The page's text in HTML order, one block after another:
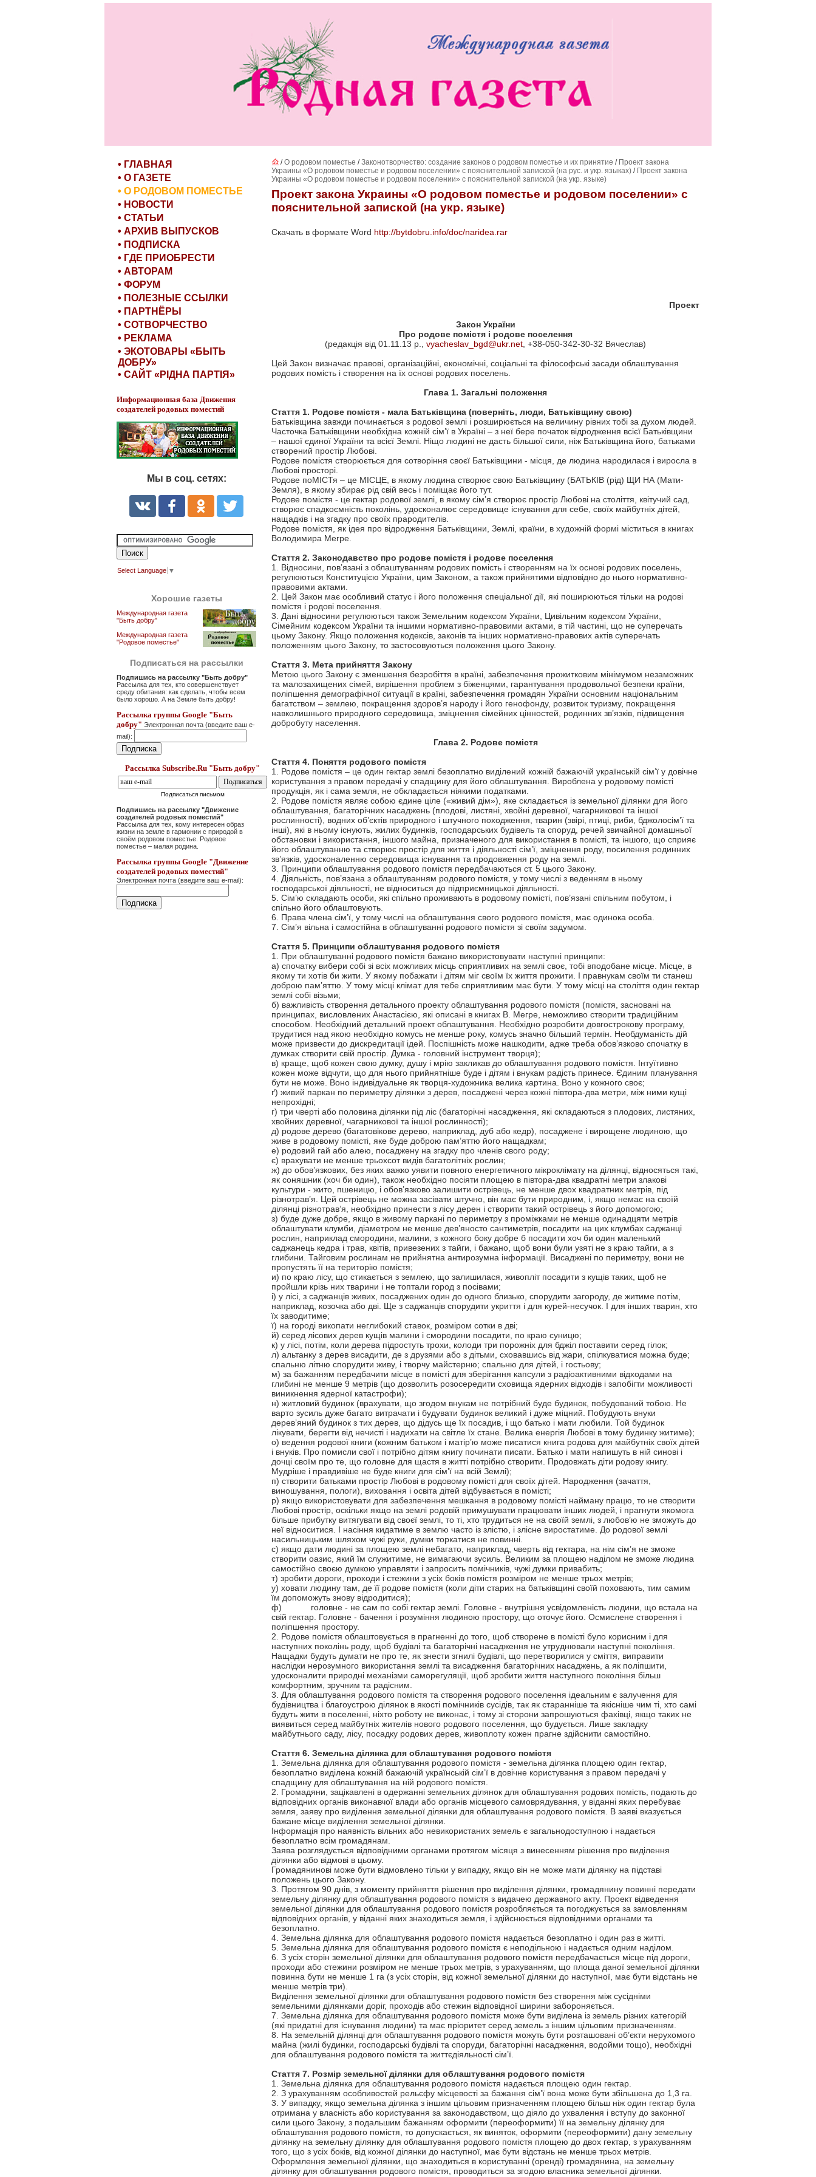
• ГЛАВНАЯ
• О ГАЗЕТЕ
• О РОДОВОМ ПОМЕСТЬЕ
• НОВОСТИ
• СТАТЬИ
• АРХИВ ВЫПУСКОВ
• ПОДПИСКА
• ГДЕ ПРИОБРЕСТИ
• АВТОРАМ
• ФОРУМ
• ПОЛЕЗНЫЕ ССЫЛКИ
• ПАРТНЁРЫ
• СОТВОРЧЕСТВО
• РЕКЛАМА
• ЭКОТОВАРЫ «БЫТЬ
ДОБРУ»
• САЙТ «РІДНА ПАРТІЯ»
Информационная база Движения
создателей родовых поместий
Мы в соц. сетях:
Select Language ▼
Хорошие газеты
Международная газета
"Быть добру"
Международная газета
"Родовое поместье"
Подписаться на рассылки
Подпишись на рассылку "Быть добру"
Рассылка для тех, кто совершенствует
среду обитания: как сделать, чтобы всем
было хорошо. А на Земле быть добру!
Рассылка группы Google "Быть
добру" Электронная почта (введите ваш e-
mail):
Рассылка Subscribe.Ru "Быть добру"
Подписаться письмом
Подпишись на рассылку "Движение
создателей родовых поместий"
Рассылка для тех, кому интересен образ
жизни на земле в гармонии с природой в
своём родовом поместье. Родовое
поместье – малая родина.
Рассылка группы Google "Движение
создателей родовых поместий"
Электронная почта (введите ваш e-mail):
/О родовом поместье /Законотворчество: создание законов о родовом поместье и их принятие / Проект закона
Украины «О родовом поместье и родовом поселении» с пояснительной запиской (на рус. и укр. языках) / Проект закона
Украины «О родовом поместье и родовом поселении» с пояснительной запиской (на укр. языке)
Проект закона Украины «О родовом поместье и родовом поселении» с
пояснительной запиской (на укр. языке)
Скачать в формате Word http://bytdobru.info/doc/naridea.rar
Проект
Закон України
Про родове помістя і родове поселення
(редакція від 01.11.13 р., vyacheslav_bgd@ukr.net , +38-050-342-30-32 Вячеслав)
Цей Закон визначає правові, організаційні, економічні, соціальні та філософські засади облаштування
родових помість і створення на їх основі родових поселень.
Глава 1. Загальні положення
Стаття 1. Родове помістя - мала Батьківщина (поверніть, люди, Батьківщину свою)
Батьківщина завжди починається з родової землі і розширюється на величину рівних тобі за духом людей.
Часточка Батьківщини необхідна кожній сім’ї в Україні – з неї бере початок відродження всієї Батьківщини
– нашої єдиної України та всієї Землі. Ніщо людині не дасть більшої сили, ніж Батьківщина його, батьками
створений простір Любові.
Родове помістя створюється для сотворіння своєї Батьківщини - місця, де людина народилася і виросла в
Любові просторі.
Родове поМІСТя – це МІСЦЕ, в якому людина створює свою Батьківщину (БАТЬКІВ (рід) ЩИ НА (Мати-
Земля), в якому збирає рід свій весь і поміщає його тут.
Родове помістя - це гектар родової землі, в якому сім’я створює простір Любові на століття, квітучий сад,
створює спадкоємність поколінь, удосконалює середовище існування для себе, своїх майбутніх дітей,
нащадків і на згадку про своїх прародителів.
Родове помістя, як ідея про відродження Батьківщини, Землі, країни, в художній формі міститься в книгах
Володимира Мегре.
Стаття 2. Законодавство про родове помістя і родове поселення
1. Відносини, пов’язані з облаштуванням родових помість і створенням на їх основі родових поселень,
регулюються Конституцією України, цим Законом, а також прийнятими відповідно до нього нормативно-
правовими актами.
2. Цей Закон має особливий статус і його положення спеціальної дії, які поширюються тільки на родові
помістя і родові поселення.
3. Дані відносини регулюються також Земельним кодексом України, Цивільним кодексом України,
Сімейним кодексом України та іншими нормативно-правовими актами, в тій частині, що не суперечать
цьому Закону. Якщо положення кодексів, законів та інших нормативно-правових актів суперечать
положенням цього Закону, то застосовуються положення цього Закону.
Стаття 3. Мета прийняття Закону
Метою цього Закону є зменшення безробіття в країні, забезпечення прожитковим мінімумом незаможних
та малозахищених сімей, вирішення проблем з біженцями, гарантування продовольчої безпеки країни,
поліпшення демографічної ситуації в країні, забезпечення громадян України основним національним
багатством – землею, покращення здоров’я народу і його генофонду, розвиток туризму, покращення
навколишнього природного середовища, зміцнення сімейних цінностей, родинних зв’язків, підвищення
добробуту населення.
Глава 2. Родове помістя
Стаття 4. Поняття родового помістя
1. Родове помістя – це один гектар землі безоплатно виділений кожній бажаючій українській сім’ї у довічне
користування з правом передачі у спадщину для його облаштування. Вироблена у родовому помісті
продукція, як і сама земля, не обкладається ніякими податками.
2. Родове помістя являє собою єдине ціле («живий дім»), яке складається із земельної ділянки для його
облаштування, багаторічних насаджень (плодові, листяні, хвойні деревної, чагарникової та іншої
рослинності), водних об’єктів природного і штучного походження, тварин (звірі, птиці, риби, бджолосім’ї та
інші), які в ньому існують, жилих будинків, господарських будівель та споруд, речей звичайної домашньої
обстановки і використання, іншого майна, призначеного для використання в помісті, та іншого, що сприяє
його облаштуванню та створює простір для життя і діяльності сім’ї, зміцнення роду, посилення родинних
зв’язків, удосконаленню середовища існування та продовження роду на землі.
3. Принципи облаштування родового помістя передбачаються ст. 5 цього Закону.
4. Діяльність, пов’язана з облаштуванням родового помістя, у тому числі з веденням в ньому
господарської діяльності, не відноситься до підприємницької діяльності.
5. Сім’ю складають особи, які спільно проживають в родовому помісті, пов’язані спільним побутом, і
спільно його облаштовують.
6. Права члена сім’ї, у тому числі на облаштування свого родового помістя, має одинока особа.
7. Сім’я вільна і самостійна в облаштуванні родового помістя зі своїм задумом.
Стаття 5. Принципи облаштування родового помістя
1. При облаштуванні родового помістя бажано використовувати наступні принципи:
а) спочатку вибери собі зі всіх можливих місць сприятливих на землі своє, тобі вподобане місце. Місце, в
якому ти хотів би жити. У якому побажати і дітям міг своїм їх життя прожити. І правнукам своїм ти станеш
доброю пам’яттю. У тому місці клімат для тебе сприятливим має бути. У тому місці на століття один гектар
землі собі візьми;
б) важливість створення детального проекту облаштування родового помістя (помістя, засновані на
принципах, висловлених Анастасією, які описані в книгах В. Мегре, неможливо створити традиційним
способом. Необхідний детальний проект облаштування. Необхідно розробити довгострокову програму,
трудитися над якою необхідно комусь не менше року, комусь значно більший термін. Необдуманість дій
може призвести до дискредитації ідей. Поспішність може нашкодити, адже треба обов’язково спочатку в
думках створити свій простір. Думка - головний інструмент творця);
в) краще, щоб кожен свою думку, душу і мрію закликав до облаштування родового помістя. Інтуїтивно
кожен може відчути, що для нього прийнятніше буде і дітям і внукам радість принесе. Єдиним планування
бути не може. Воно індивідуальне як творця-художника велика картина. Воно у кожного своє;
ґ) живий паркан по периметру ділянки з дерев, посаджені через кожні півтора-два метри, між ними кущі
непрохідні;
г) три чверті або половина ділянки під ліс (багаторічні насадження, які складаються з плодових, листяних,
хвойних деревної, чагарникової та іншої рослинності);
д) родове дерево (багатовікове дерево, наприклад, дуб або кедр), посаджене і вирощене людиною, що
живе в родовому помісті, яке буде доброю пам’яттю його нащадкам;
е) родовий гай або алею, посаджену на згадку про членів свого роду;
є) врахувати не менше трьохсот видів багатолітніх рослин;
ж) до обов’язкових, без яких важко уявити повного енергетичного мікроклімату на ділянці, відносяться такі,
як соняшник (хоч би один), також необхідно посіяти площею в півтора-два квадратні метри злакові
культури - жито, пшеницю, і обов’язково залишити острівець, не менше двох квадратних метрів, під
різнотрав’я. Цей острівець не можна засівати штучно, він має бути природним, і, якщо немає на своїй
ділянці різнотрав’я, необхідно принести з лісу дерен і створити такий острівець з його допомогою;
з) буде дуже добре, якщо в живому паркані по периметру з проміжками не менше одинадцяти метрів
облаштувати клумби, діаметром не менше дев’яносто сантиметрів, посадити на цих клумбах саджанці
рослин, наприклад смородини, малини, з кожного боку добре б посадити хоч би один маленький
саджанець кедра і трав, квітів, привезених з тайги, і бажано, щоб вони були узяті не з краю тайги, а з
глибини. Тайговим рослинам не прийнятна антирозумна інформації. Висаджені по периметру, вони не
пропустять її на територію помістя;
и) по краю лісу, що стикається з землею, що залишилася, живопліт посадити з кущів таких, щоб не
пройшли крізь них тварини і не топтали город з посівами;
і) у лісі, з саджанців живих, посаджених один до одного близько, спорудити загороду, де житиме потім,
наприклад, козочка або дві. Ще з саджанців спорудити укриття і для курей-несучок. І для інших тварин, хто
їх заводитиме;
ї) на городі викопати неглибокий ставок, розміром сотки в дві;
й) серед лісових дерев кущів малини і смородини посадити, по краю суницю;
к) у лісі, потім, коли дерева підростуть трохи, колоди три порожніх для бджіл поставити серед гілок;
л) альтанку з дерев висадити, де з друзями або з дітьми, сховавшись від жари, спілкуватися можна буде;
спальню літню спорудити живу, і творчу майстерню; спальню для дітей, і гостьову;
м) за бажанням передбачити місце в помісті для зберігання капсули з радіоактивними відходами на
глибині не менше 9 метрів (що дозволить розосередити сховища ядерних відходів і запобігти можливості
виникнення ядерної катастрофи);
н) житловий будинок (врахувати, що згодом внукам не потрібний буде будинок, побудований тобою. Не
варто зусиль дуже багато витрачати і будувати будинок великий і дуже міцний. Побудують внуки
дерев’яний будинок з тих дерев, що дідусь ще їх посадив, і що батько і мати любили. Той будинок
лікувати, берегти від нечисті і надихати на світле їх стане. Велика енергія Любові в тому будинку житиме);
о) ведення родової книги (кожним батьком і матір’ю може писатися книга родова для майбутніх своїх дітей
і внуків. Про помисли свої і потрібно дітям книгу починати писати. Батько і мати напишуть в ній синові і
дочці своїм про те, що головне для щастя в житті потрібно створити. Продовжать діти родову книгу.
Мудріше і правдивіше не буде книги для сім’ї на всій Землі);
п) створити батьками простір Любові в родовому помісті для своїх дітей. Народження (зачаття,
виношування, пологи), виховання і освіта дітей відбувається в помісті;
р) якщо використовувати для забезпечення мешкання в родовому помісті найману працю, то не створити
Любові простір, оскільки якщо на землі родовій примушувати працювати інших людей, і прагнути якомога
більше прибутку витягувати від своєї землі, то ті, хто трудиться не на своїй землі, з любов’ю не зможуть до
неї відноситися. І насіння кидатиме в землю часто із злістю, і злісне виростатиме. До родової землі
насильницьким шляхом чужі руки, думки торкатися не повинні.
с) якщо дати людині за площею землі небагато, наприклад, чверть від гектара, на нім сім’я не зможе
створити оазис, який їм служитиме, не вимагаючи зусиль. Великим за площею наділом не зможе людина
самостійно своєю думкою управляти і запросить помічників, чужі думки привабить;
т) зробити дороги, проходи і стежини з усіх боків помістя розміром не менше трьох метрів;
у) ховати людину там, де її родове помістя (коли діти старих на батьківщині своїй поховають, тим самим
їм допоможуть знову відродитися);
ф) головне - не сам по собі гектар землі. Головне - внутрішня усвідомленість людини, що встала на
свій гектар. Головне - бачення і розуміння людиною простору, що оточує його. Осмислене створення і
поліпшення простору.
2. Родове помістя облаштовується в прагненні до того, щоб створене в помісті було корисним і для
наступних поколінь роду, щоб будівлі та багаторічні насадження не утруднювали наступні покоління.
Нащадки будуть думати не про те, як знести згнилі будівлі, що перетворилися у сміття, виправити
наслідки нерозумного використання землі та висадження багаторічних насаджень, а як поліпшити,
удосконалити природні механізми саморегуляції, щоб зробити життя наступного покоління більш
комфортним, зручним та радісним.
3. Для облаштування родового помістя та створення родового поселення ідеальним є залучення для
будівництва і благоустрою ділянок в якості помічників сусідів, так як старанніше та якісніше чим ті, хто самі
будуть жити в поселенні, ніхто роботу не виконає, і тому зі сторони запрошуються фахівці, якщо таких не
виявиться серед майбутніх жителів нового родового поселення, що будується. Лише закладку
майбутнього саду, лісу, посадку родових дерев, живоплоту кожен прагне здійснити самостійно.
Стаття 6. Земельна ділянка для облаштування родового помістя
1. Земельна ділянка для облаштування родового помістя - земельна ділянка площею один гектар,
безоплатно виділена кожній бажаючій українській сім’ї в довічне користування з правом передачі у
спадщину для облаштування на ній родового помістя.
2. Громадяни, зацікавлені в одержанні земельних ділянок для облаштування родових помість, подають до
відповідних органів виконавчої влади або органів місцевого самоврядування, у віданні яких перебуває
земля, заяву про виділення земельної ділянки для облаштування родового помістя. В заяві вказується
бажане місце виділення земельної ділянки.
Інформація про наявність вільних або невикористаних земель є загальнодоступною і надається
безоплатно всім громадянам.
Заява розглядується відповідними органами протягом місяця з винесенням рішення про виділення
ділянки або відмові в цьому.
Громадянинові може бути відмовлено тільки у випадку, якщо він не може мати ділянку на підставі
положень цього Закону.
3. Протягом 90 днів, з моменту прийняття рішення про виділення ділянки, громадянину повинні передати
земельну ділянку для облаштування родового помістя з видачею державного акту. Проект відведення
земельної ділянки для облаштування родового помістя розробляється та погоджується за замовленням
відповідних органів, у віданні яких знаходиться земля, і здійснюється відповідними органами та
безоплатно.
4. Земельна ділянка для облаштування родового помістя надається безоплатно і один раз в житті.
5. Земельна ділянка для облаштування родового помістя є неподільною і надається одним наділом.
6. З усіх сторін земельної ділянки для облаштування родового помістя передбачається місце під дороги,
проходи або стежини розміром не менше трьох метрів, з урахуванням, що площа даної земельної ділянки
повинна бути не менше 1 га (з усіх сторін, від кожної земельної ділянки до наступної, має бути відстань не
менше метрів три).
Виділення земельної ділянки для облаштування родового помістя без створення між сусідніми
земельними ділянками доріг, проходів або стежин відповідної ширини забороняється.
7. Земельна ділянка для облаштування родового помістя може бути виділена із земель різних категорій
(які придатні для існування людини) та має пріоритет серед земель з іншим цільовим призначенням.
8. На земельній ділянці для облаштування родового помістя можуть бути розташовані об’єкти нерухомого
майна (жилі будинки, господарські будівлі та споруди, багаторічні насадження, водойми тощо), необхідні
для облаштування родового помістя та життєдіяльності сім’ї.
Стаття 7. Розмір земельної ділянки для облаштування родового помістя
1. Земельна ділянка для облаштування родового помістя надається площею один гектар.
2. З урахуванням особливостей рельєфу місцевості за бажання сім’ї вона може бути збільшена до 1,3 га.
3. У випадку, якщо земельна ділянка з іншим цільовим призначенням площею більш ніж один гектар була
отримана у власність або користування за законодавством, що діяло до ухвалення і вступу до законної
сили цього Закону, з подальшим бажанням оформити (переоформити) її на земельну ділянку для
облаштування родового помістя, то допускається, як виняток, оформити (переоформити) дану земельну
ділянку на земельну ділянку для облаштування родового помістя площею до двох гектар, з урахуванням
того, що з усіх боків, від кожної ділянки до наступної, має бути відстань не менше трьох метрів.
Оформлення земельної ділянки, що знаходиться в користуванні (оренді) громадянина, на земельну
ділянку для облаштування родового помістя, проводиться за згодою власника земельної ділянки.